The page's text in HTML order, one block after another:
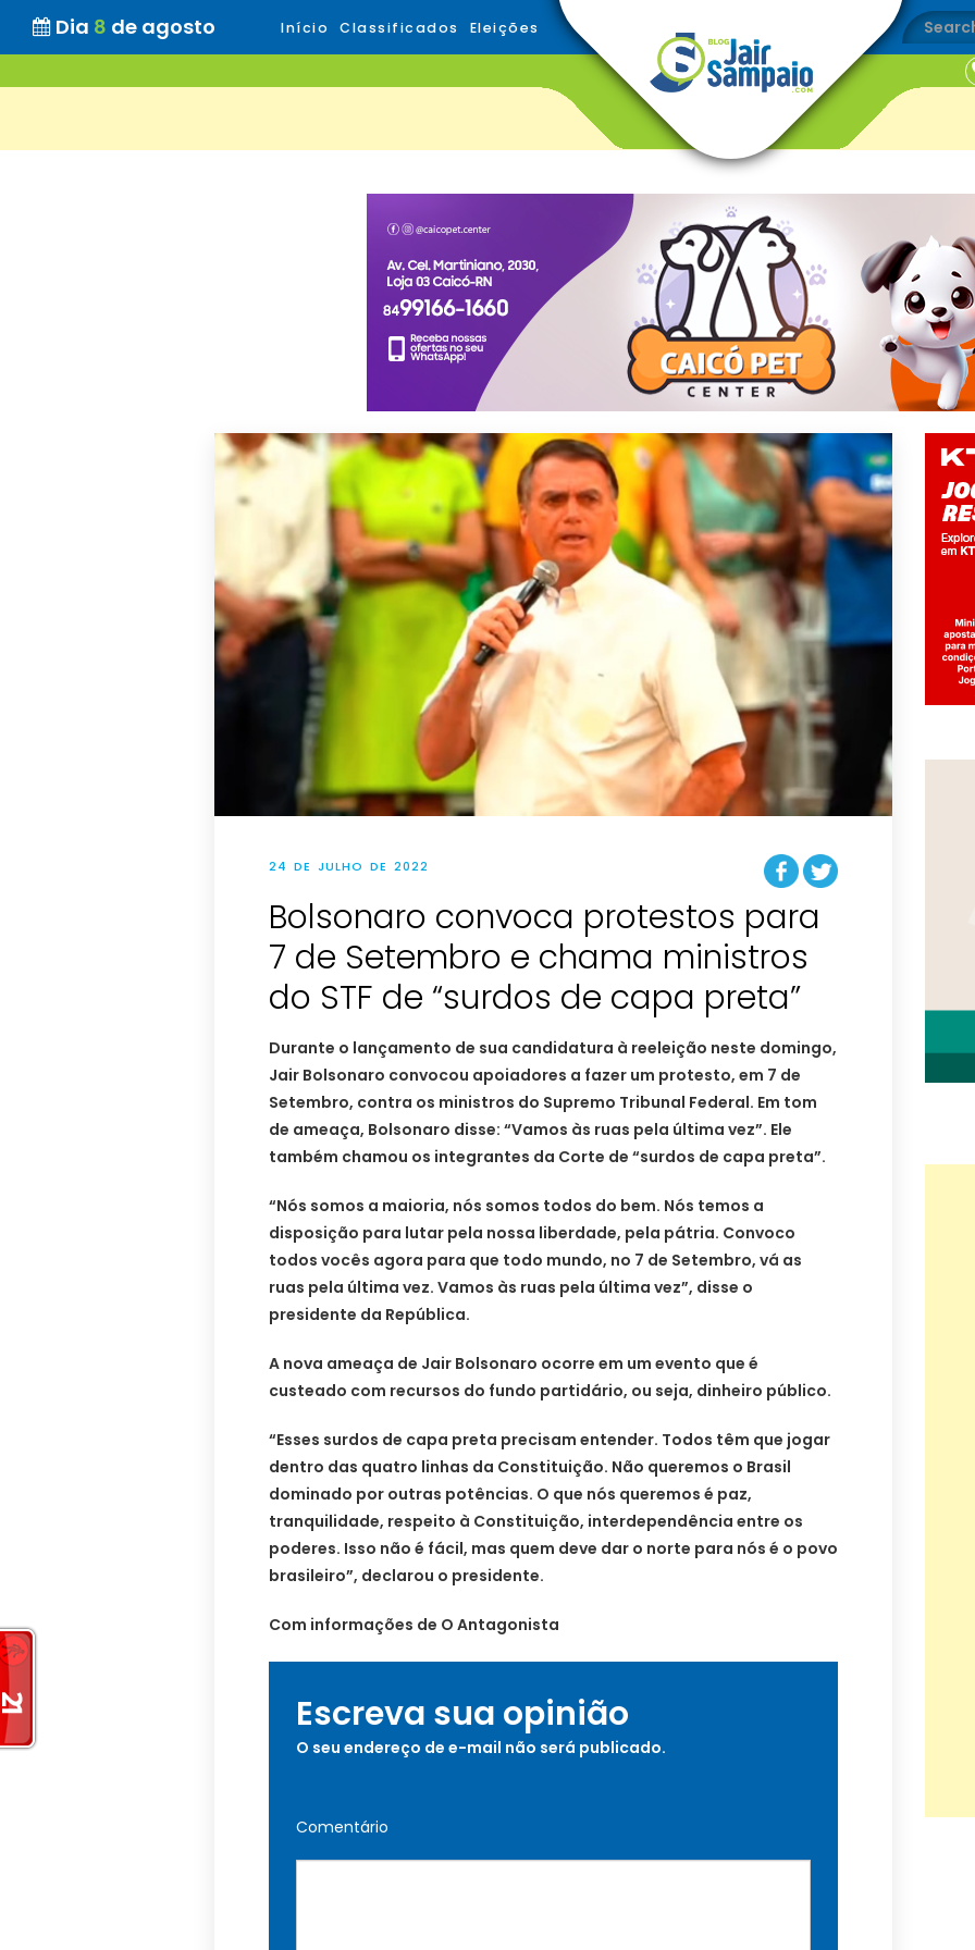
Dia 8 de agosto Início Classificados Eleições
24 DE JULHO DE 2022
Bolsonaro convoca protestos para
7 de Setembro e chama ministros
do STF de “surdos de capa preta”
Durante o lançamento de sua candidatura à reeleição neste domingo,
Jair Bolsonaro convocou apoiadores a fazer um protesto, em 7 de
Setembro, contra os ministros do Supremo Tribunal Federal. Em tom
de ameaça, Bolsonaro disse: “Vamos às ruas pela última vez”. Ele
também chamou os integrantes da Corte de “surdos de capa preta”.
“Nós somos a maioria, nós somos todos do bem. Nós temos a
disposição para lutar pela nossa liberdade, pela pátria. Convoco
todos vocês agora para que todo mundo, no 7 de Setembro, vá as
ruas pela última vez. Vamos às ruas pela última vez”, disse o
presidente da República.
A nova ameaça de Jair Bolsonaro ocorre em um evento que é
custeado com recursos do fundo partidário, ou seja, dinheiro público.
“Esses surdos de capa preta precisam entender. Todos têm que jogar
dentro das quatro linhas da Constituição. Não queremos o Brasil
dominado por outras potências. O que nós queremos é paz,
tranquilidade, respeito à Constituição, interdependência entre os
poderes. Isso não é fácil, mas quem deve dar o norte para nós é o povo
brasileiro”, declarou o presidente.
Com informações de O Antagonista
Escreva sua opinião
O seu endereço de e-mail não será publicado.
Comentário